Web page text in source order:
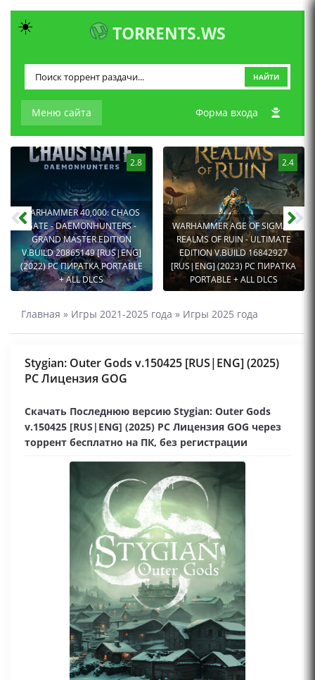
TORRENTS.WS
Меню сайта
НАЙТИ
Форма входа
2.8
WARHAMMER 40,000: CHAOS
GATE - DAEMONHUNTERS -
GRAND MASTER EDITION
V.BUILD 20865149 [RUS|ENG]
(2022) PC ПИРАТКА PORTABLE
+ ALL DLCS
2.4
WARHAMMER AGE OF SIGMAR:
REALMS OF RUIN - ULTIMATE
EDITION V.BUILD 16842927
[RUS|ENG] (2023) PC ПИРАТКА
PORTABLE + ALL DLCS
Главная » Игры 2021-2025 года » Игры 2025 года
Stygian: Outer Gods v.150425 [RUS|ENG] (2025)
PC Лицензия GOG
Скачать Последнюю версию Stygian: Outer Gods
v.150425 [RUS|ENG] (2025) PC Лицензия GOG через
торрент бесплатно на ПК, без регистрации
☀️